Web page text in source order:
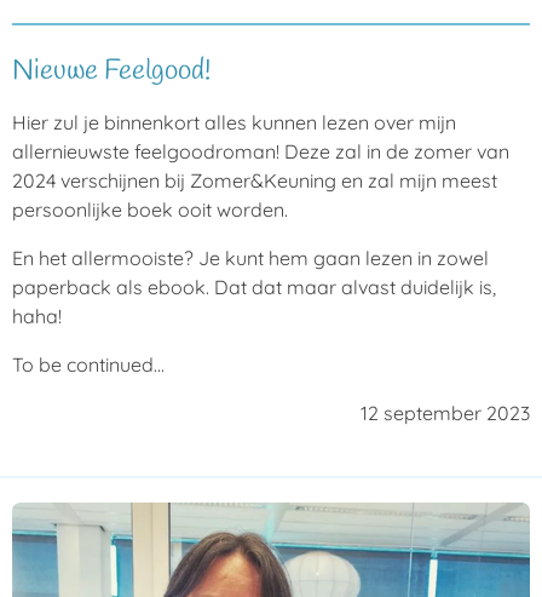
Nieuwe Feelgood!
Hier zul je binnenkort alles kunnen lezen over mijn
allernieuwste feelgoodroman! Deze zal in de zomer van
2024 verschijnen bij Zomer&Keuning en zal mijn meest
persoonlijke boek ooit worden.
En het allermooiste? Je kunt hem gaan lezen in zowel
paperback als ebook. Dat dat maar alvast duidelijk is,
haha!
To be continued...
12 september 2023